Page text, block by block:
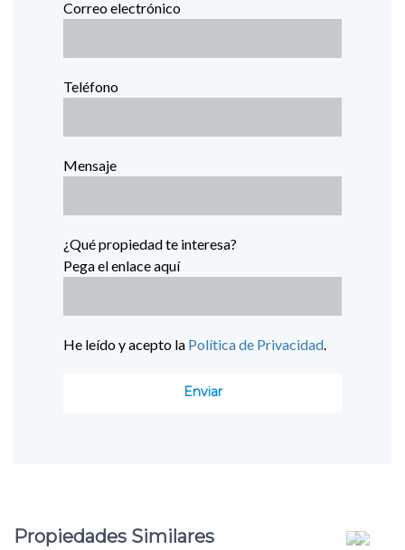
Correo electrónico
Teléfono
Mensaje
¿Qué propiedad te interesa?
Pega el enlace aquí
He leído y acepto la Política de Privacidad.
Propiedades Similares